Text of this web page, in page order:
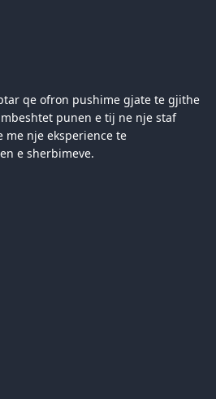
qe ofron pushime gjate te gjithe
mbeshtet punen e tij ne nje staf
me nje eksperience te
e sherbimeve.